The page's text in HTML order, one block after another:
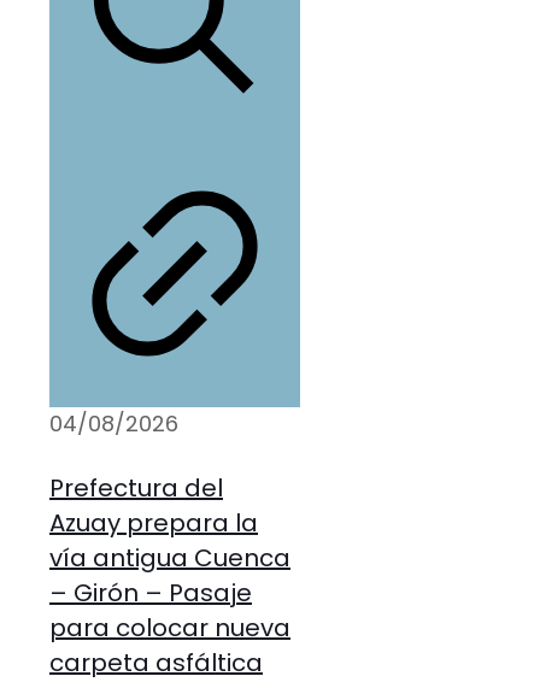
04/08/2026
Prefectura del
Azuay prepara la
vía antigua Cuenca
– Girón – Pasaje
para colocar nueva
carpeta asfáltica